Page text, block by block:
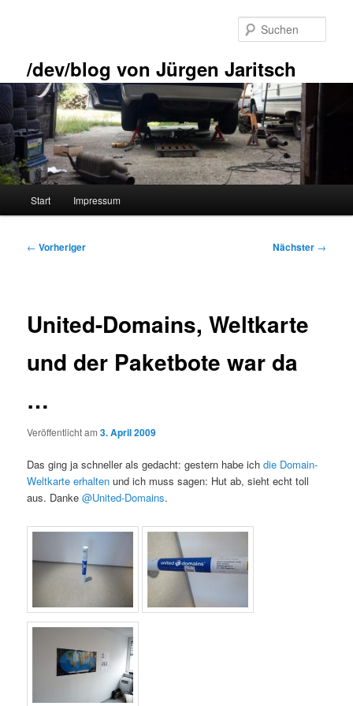
/dev/blog von Jürgen Jaritsch
Start Impressum
Beitragsnavigation
← Vorheriger Nächster →
United-Domains, Weltkarte
und der Paketbote war da
…
Veröffentlicht am3. April 2009
Das ging ja schneller als gedacht: gestern habe ichdie Domain-
Weltkarte erhalten und ich muss sagen: Hut ab, sieht echt toll
aus. Danke@United-Domains.